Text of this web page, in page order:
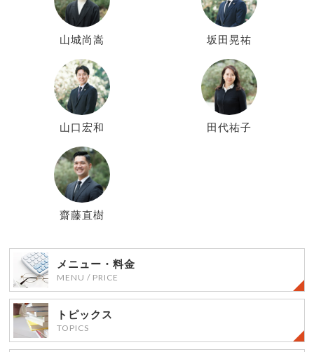
山城尚嵩 坂田晃祐
山口宏和 田代祐子
齋藤直樹
メニュー・料金
MENU / PRICE
トピックス
TOPICS